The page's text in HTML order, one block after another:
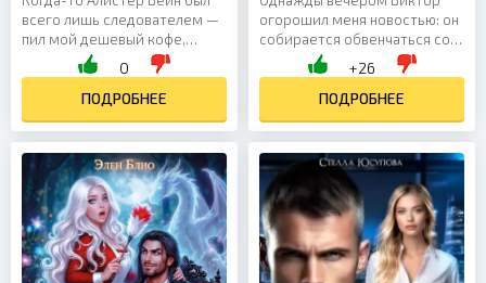
всего лишь следователем —
пил мой дешевый кофе,
помогал чинить скрипучие
ступеньки в лавке и казался
человеком, с которым у меня
могло бы быть будущее. Но
два года назад он просто
исчез из моей жизни, не
оставив ни объяснений, ни
надежды. Теперь он
вернулся. Только уже не тем
мужчиной, которого я знала,
а...
0
ПОДРОБНЕЕ
огорошил меня новостью: он
собирается обвенчаться со
своей любовницей Эммой.
Беременной любовницей. И,
разумеется, считает это
почти благородным
поступком — ведь, по его
логике, девочке «нельзя
ломать жизнь». А вот мою
жизнь ломать, видимо,
можно. Когда муж
предлагает фиктивный
развод — только на бумаге,
без настоящего...
+26
ПОДРОБНЕЕ